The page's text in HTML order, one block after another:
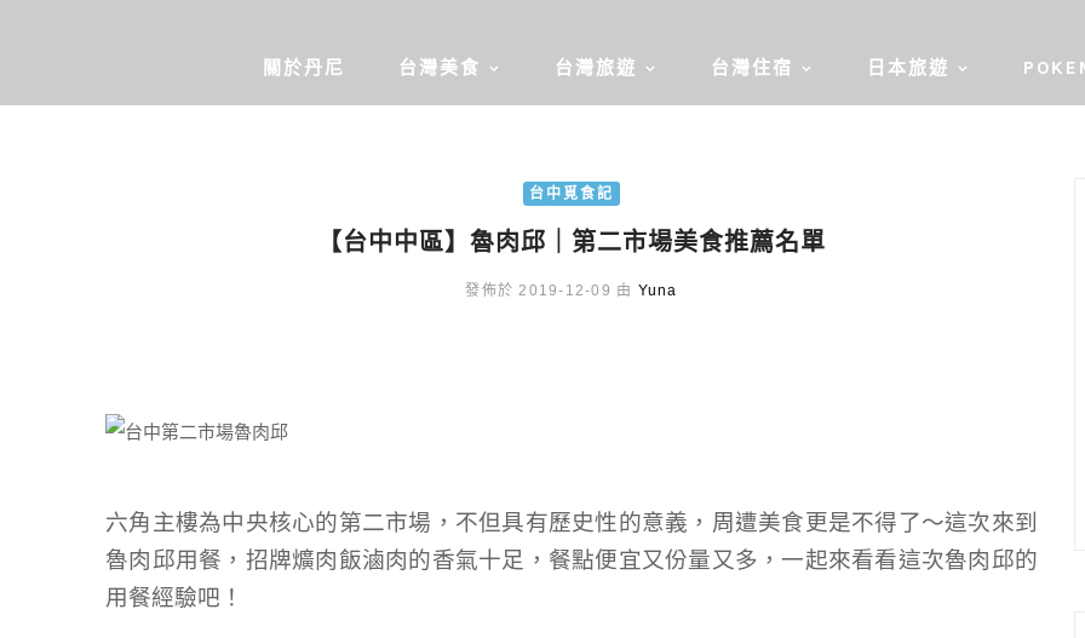
關於丹尼 台灣美食 台灣旅遊 台灣住宿 日本旅遊
台中覓食記
【台中中區】魯肉邱｜第二市場美食推薦名單
發佈於 2019-12-09 由 Yuna
六角主樓為中央核心的第二市場，不但具有歷史性的意義，周遭美食更是不得了～這次來到
魯肉邱用餐，招牌爌肉飯滷肉的香氣十足，餐點便宜又份量又多，一起來看看這次魯肉邱的
用餐經驗吧！